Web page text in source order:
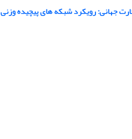
جهانی: رویکرد شبکه های پیچیده وزنی